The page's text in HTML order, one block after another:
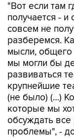
"Вот если там
получается - и
совсем не
разберемся.
мысли, общего
мы могли бы
развиваться
крупнейшие
(не было) (…)
которые мы
обсуждать
проблемы", -